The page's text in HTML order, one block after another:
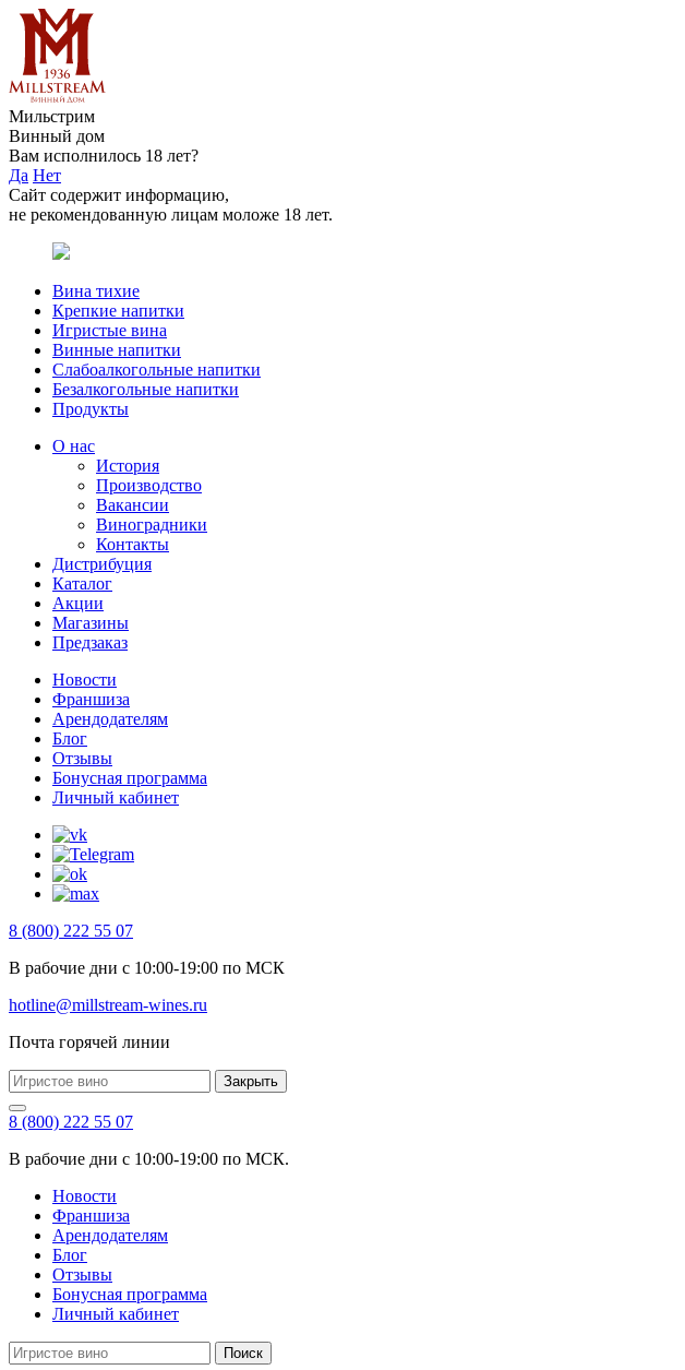
Мильстрим
Винный дом
Вам исполнилось 18 лет?
Да Нет
Сайт содержит информацию,
не рекомендованную лицам моложе 18 лет.
Вина тихие
Крепкие напитки
Игристые вина
Винные напитки
Слабоалкогольные напитки
Безалкогольные напитки
Продукты
О нас
История
Производство
Вакансии
Виноградники
Контакты
Дистрибуция
Каталог
Акции
Магазины
Предзаказ
Новости
Франшиза
Арендодателям
Блог
Отзывы
Бонусная программа
Личный кабинет
8 (800) 222 55 07
В рабочие дни с 10:00-19:00 по МСК
hotline@millstream-wines.ru
Почта горячей линии
Закрыть
8 (800) 222 55 07
В рабочие дни с 10:00-19:00 по МСК.
Новости
Франшиза
Арендодателям
Блог
Отзывы
Бонусная программа
Личный кабинет
Поиск